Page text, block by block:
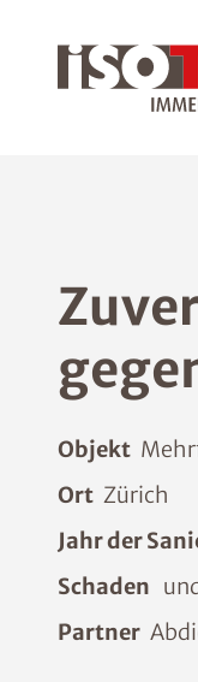
Objekt
Ort Zürich
Jahr der
Schaden
Partner